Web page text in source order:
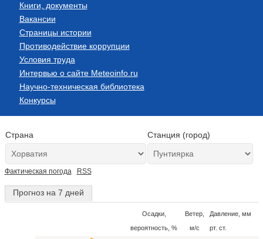
Книги, документы
Вакансии
Страницы истории
Противодействие коррупции
Условия труда
Интервью о сайте Meteoinfo.ru
Научно-техническая библиотека
Конкурсы
Страна Станция (город)
Фактическая погода RSS
Прогноз на 7 дней
Осадки,
вероятность, %
Ветер,
м/с
Давление, мм
рт. ст.